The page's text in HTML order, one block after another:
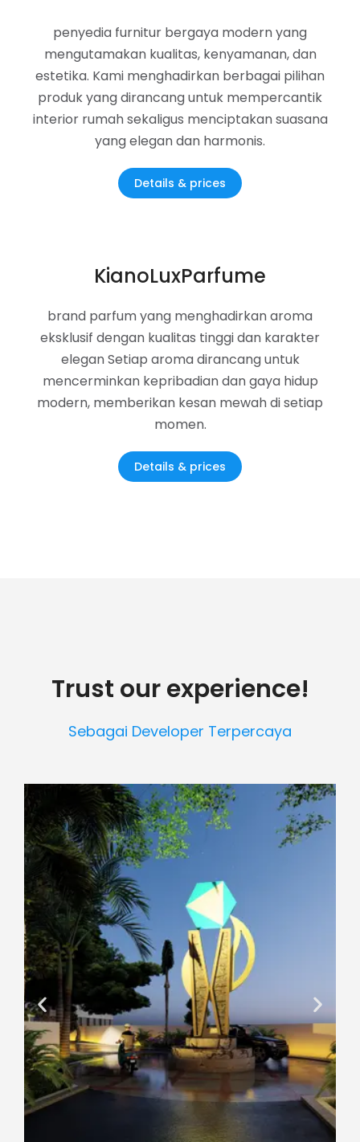
penyedia furnitur bergaya modern yang
mengutamakan kualitas, kenyamanan, dan
estetika. Kami menghadirkan berbagai pilihan
produk yang dirancang untuk mempercantik
interior rumah sekaligus menciptakan suasana
yang elegan dan harmonis.
Details & prices
KianoLuxParfume
brand parfum yang menghadirkan aroma
eksklusif dengan kualitas tinggi dan karakter
elegan Setiap aroma dirancang untuk
mencerminkan kepribadian dan gaya hidup
modern, memberikan kesan mewah di setiap
momen.
Details & prices
Trust our experience!
Sebagai Developer Terpercaya